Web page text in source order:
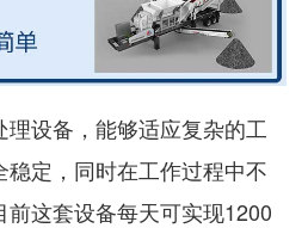
设备，能够适应复杂的工
定，同时在工作过程中不
这套设备每天可实现1200